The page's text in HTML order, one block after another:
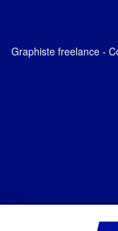
Graphiste freelance -